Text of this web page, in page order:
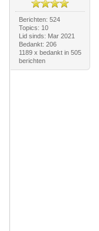
Berichten: 524
Topics: 10
Lid sinds: Mar 2021
Bedankt: 206
1189 x bedankt in 505
berichten